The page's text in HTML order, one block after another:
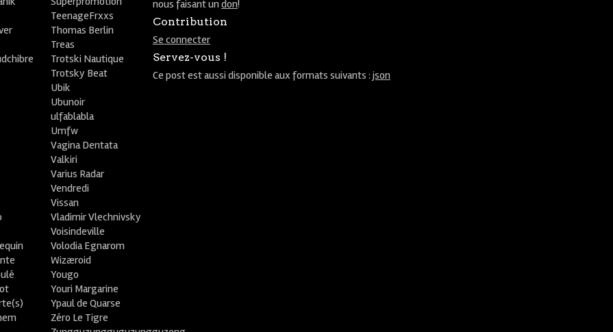
nous faisant undon!
Contribution
Se connecter
Servez-vous !
Ce post est aussi disponible aux formats suivants : json
TeenageFrxxs
Thomas Berlin
Treas
Trotski Nautique
Trotsky Beat
Ubik
Ubunoir
ulfablabla
Umfw
Vagina Dentata
Valkiri
Varius Radar
Vendredi
Vissan
Vladimir Vlechnivsky
Voisindeville
Volodia Egnarom
Wizæroid
Yougo
Youri Margarine
Ypaul de Quarse
Zéro Le Tigre